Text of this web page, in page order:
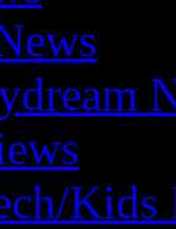
Kids